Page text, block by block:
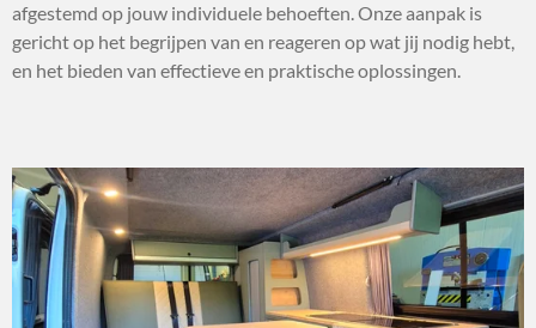
afgestemd op jouw individuele behoeften. Onze aanpak is
gericht op het begrijpen van en reageren op wat jij nodig hebt,
en het bieden van effectieve en praktische oplossingen.